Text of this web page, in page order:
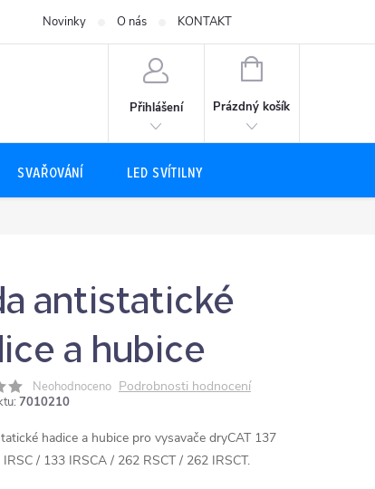
Novinky O nás KONTAKT
Přihlášení
NÁKUPNÍ
Prázdný košík
SVAŘOVÁNÍ LED SVÍTILNY
antistatické
a hubice
Neohodnoceno Podrobnosti hodnocení
7010210
hadice a hubice pro vysavače dryCAT 137
/ 133 IRSCA / 262 RSCT / 262 IRSCT.